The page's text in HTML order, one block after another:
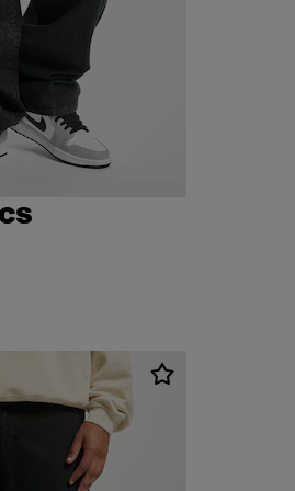
49,99 EUR